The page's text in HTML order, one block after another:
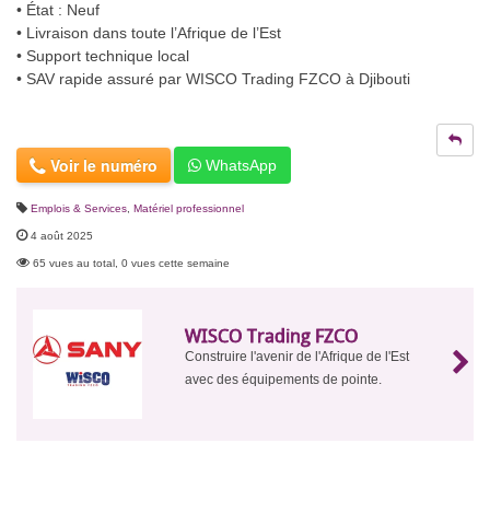
• État : Neuf
• Livraison dans toute l’Afrique de l’Est
• Support technique local
• SAV rapide assuré par WISCO Trading FZCO à Djibouti
Voir le numéro WhatsApp
Emplois & Services Matériel professionnel
4 août 2025
65 vues au total, 0 vues cette semaine
WISCO Trading FZCO
Construire l'avenir de l'Afrique de l'Est
avec des équipements de pointe.